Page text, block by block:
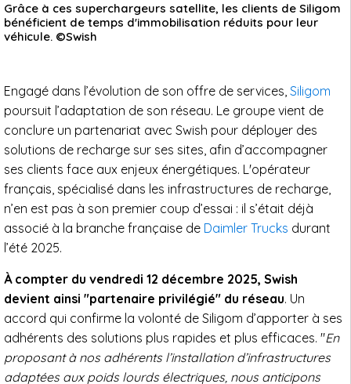
Grâce à ces superchargeurs satellite, les clients de Siligom
bénéficient de temps d'immobilisation réduits pour leur
véhicule. ©Swish
Engagé dans l’évolution de son offre de services, Siligom
poursuit l’adaptation de son réseau. Le groupe vient de
conclure un partenariat avec Swish pour déployer des
solutions de recharge sur ses sites, afin d’accompagner
ses clients face aux enjeux énergétiques. L'opérateur
français, spécialisé dans les infrastructures de recharge,
n’en est pas à son premier coup d’essai : il s’était déjà
associé à la branche française de Daimler Trucks durant
l’été 2025.
À compter du vendredi 12 décembre 2025, Swish
devient ainsi "partenaire privilégié" du réseau. Un
accord qui confirme la volonté de Siligom d’apporter à ses
adhérents des solutions plus rapides et plus efficaces. "En
proposant à nos adhérents l’installation d’infrastructures
adaptées aux poids lourds électriques, nous anticipons